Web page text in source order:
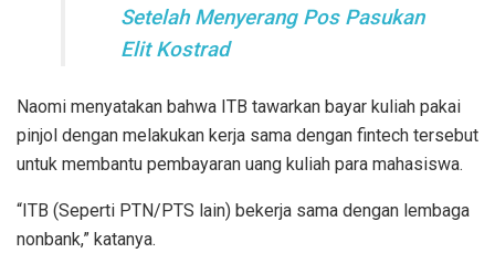
Setelah Menyerang Pos Pasukan
Elit Kostrad
Naomi menyatakan bahwa ITB tawarkan bayar kuliah pakai
pinjol dengan melakukan kerja sama dengan fintech tersebut
untuk membantu pembayaran uang kuliah para mahasiswa.
“ITB (Seperti PTN/PTS lain) bekerja sama dengan lembaga
nonbank,” katanya.